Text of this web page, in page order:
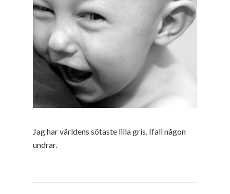
Jag har världens sötaste lilla gris. Ifall någon
undrar.